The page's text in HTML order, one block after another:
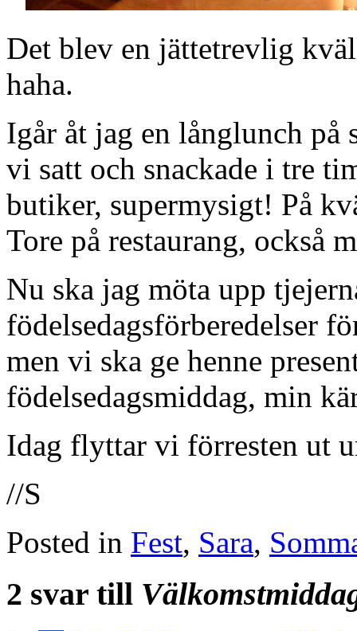
Det blev en jättetrevlig
haha.
Igår åt jag en långlunch på
vi satt och snackade i tre
butiker, supermysigt! På
Tore på restaurang, också
Nu ska jag möta upp
födelsedagsförberedelser
men vi ska ge henne
födelsedagsmiddag, min
Idag flyttar vi förresten ut
//S
Posted in Fest, Sara,
2 svar till